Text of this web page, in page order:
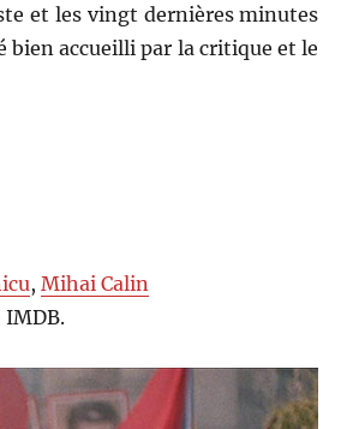
et les vingt dernières minutes
bien accueilli par la critique et le
,Mihai Calin
IMDB.